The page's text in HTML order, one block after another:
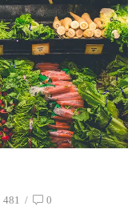
481 / 0